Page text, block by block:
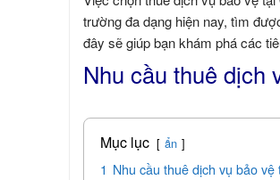
trường đa dạng hiện nay, tìm
đây sẽ giúp bạn khám phá các
Nhu cầu thuê dịch
Mục lục ẩn
1 Nhu cầu thuê dịch vụ bảo vệ